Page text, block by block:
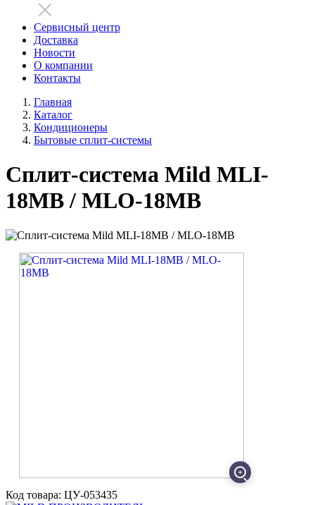
Сервисный центр
Доставка
Новости
О компании
Контакты
Главная
Каталог
Кондиционеры
Бытовые сплит-системы
Cплит-система Mild MLI-
18MB / MLO-18MB
Код товара: ЦУ-053435